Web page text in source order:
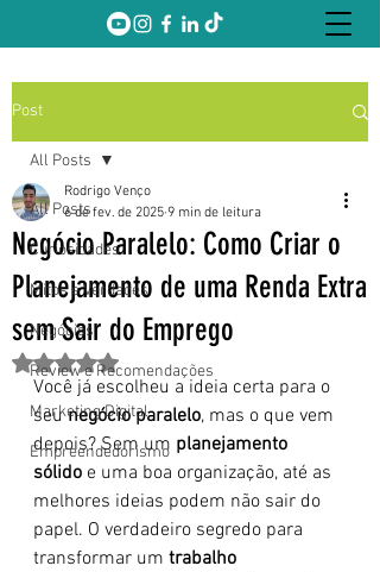
Post
All Posts
Curiosidades
Mitos e Verdades
Negócios
Review e Recomendações
Marketing Digital
Empreendedorismo
All Posts
Negócio Paralelo: Como Criar o
Planejamento de uma Renda Extra
sem Sair do Emprego
Rodrigo Venço
6 de fev. de 2025 9 min de leitura
Avaliado com NaN de 5 estrelas.
Você já escolheu a ideia certa para o
seu negócio paralelo, mas o que vem
depois? Sem um planejamento
sólido e uma boa organização, até as
melhores ideias podem não sair do
papel. O verdadeiro segredo para
transformar um trabalho